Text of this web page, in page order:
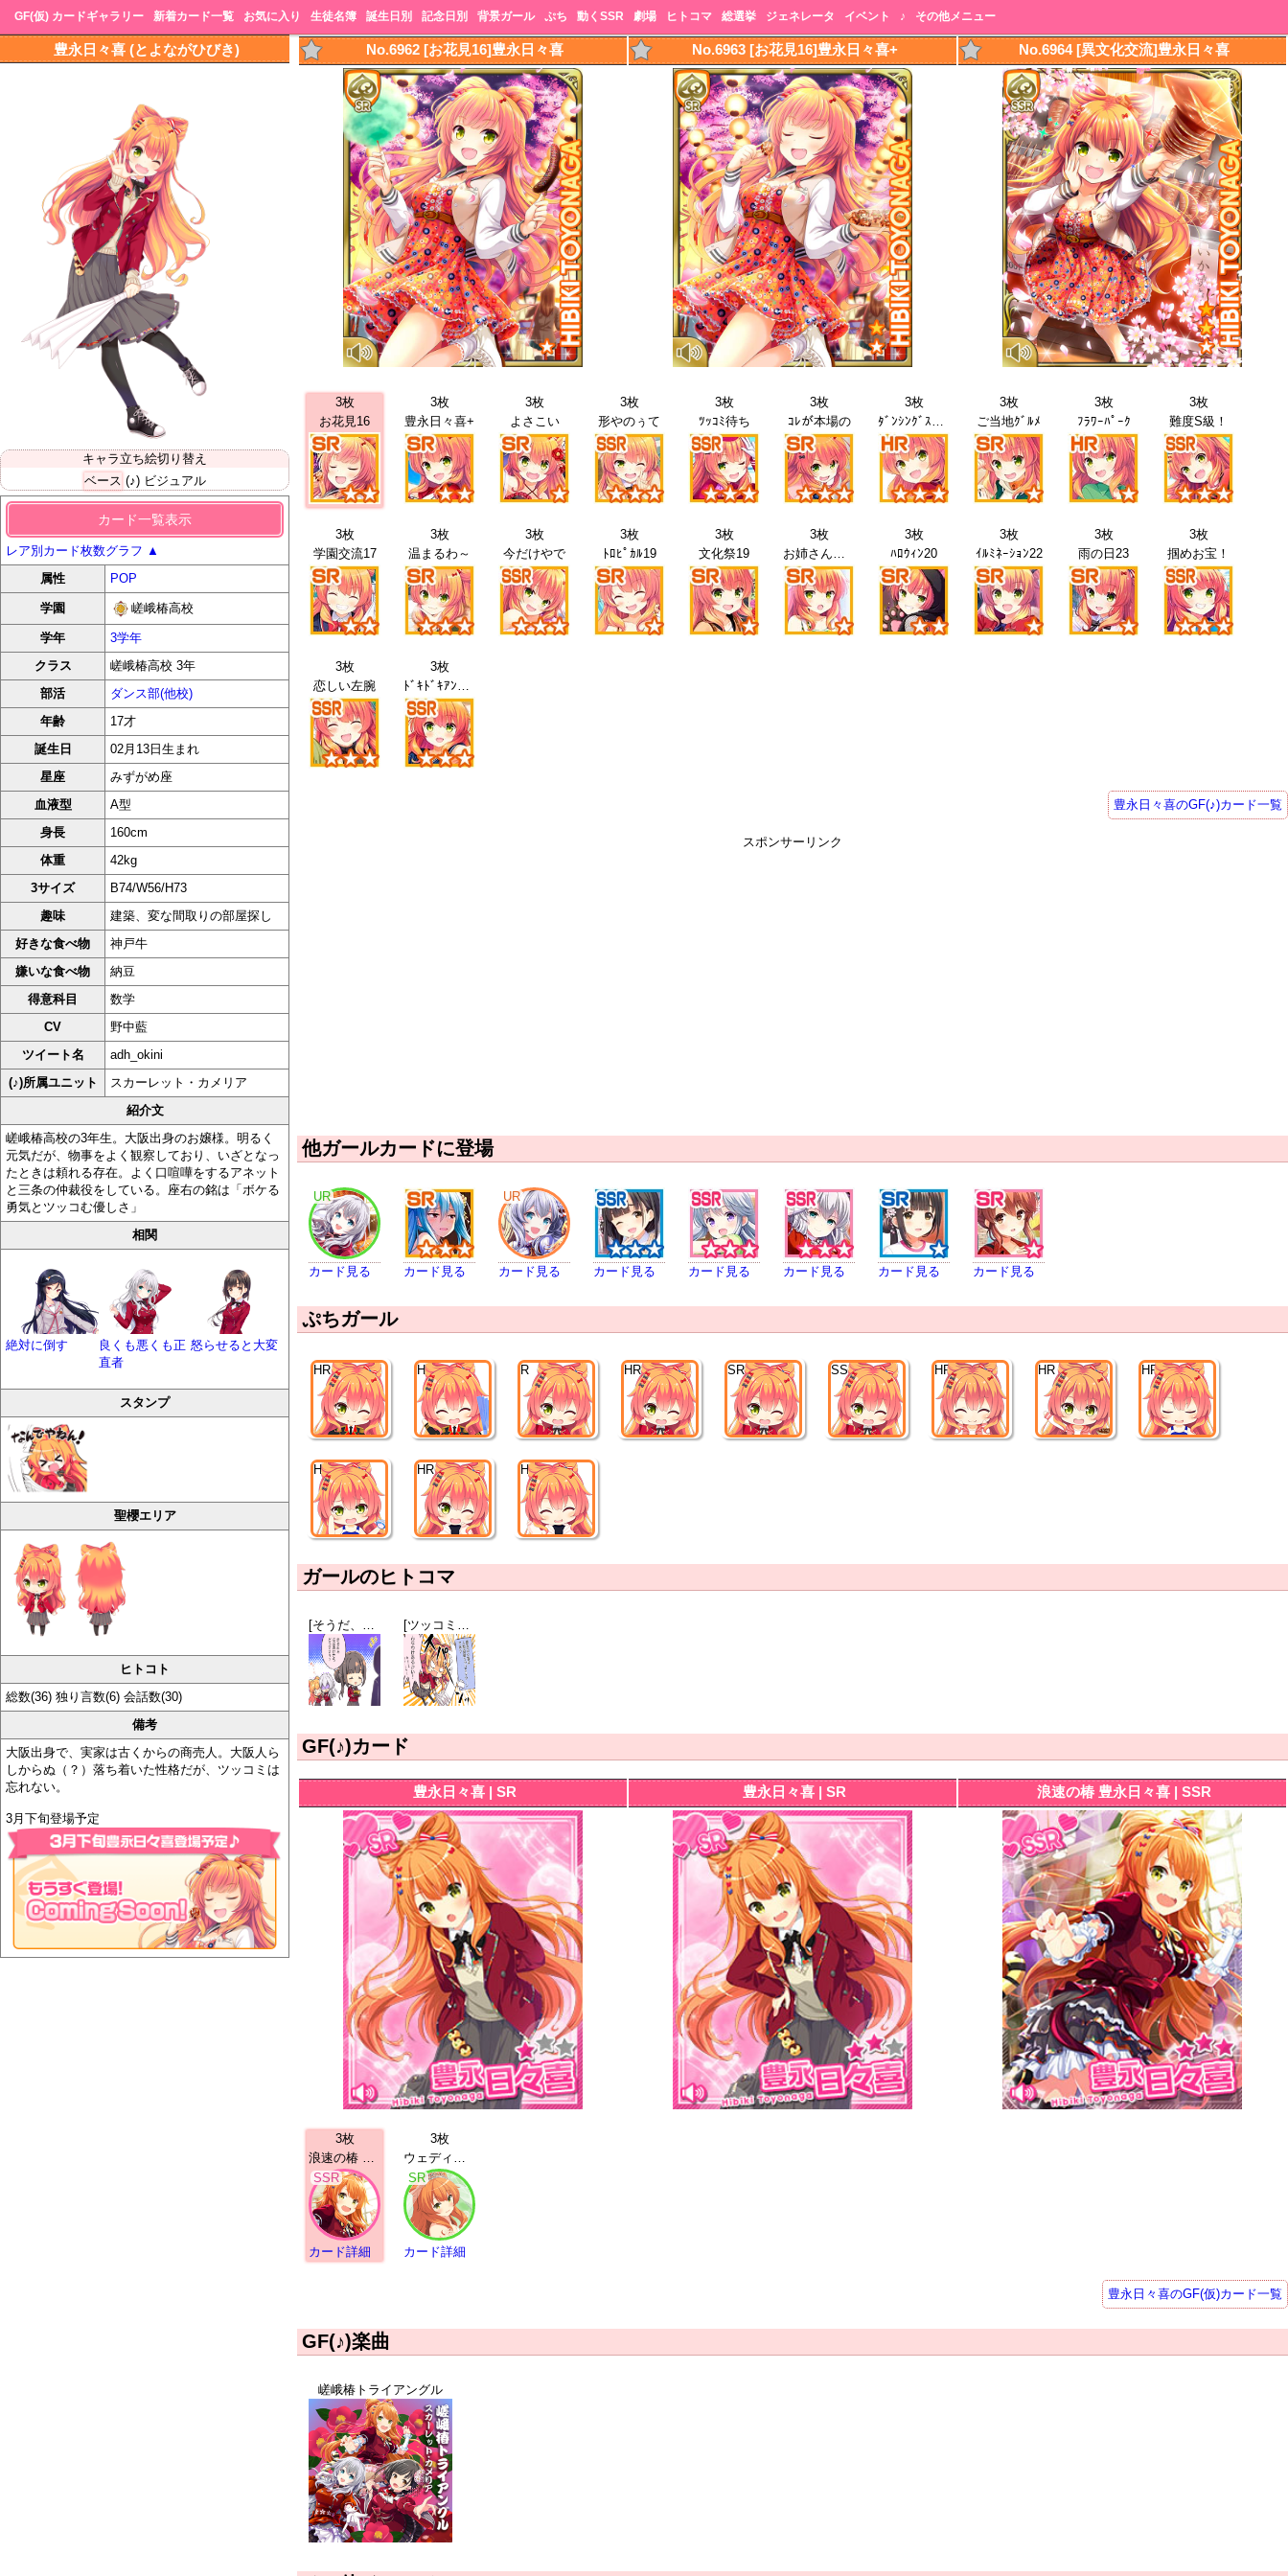
GF(仮) カードギャラリー 新着カード一覧 お気に入り 生徒名簿 誕生日別 記念日別 背景ガール ぷち 動くSSR 劇場 ヒトコマ 総選挙 ジェネレータ イベント ♪ その他メニュー
No.6962 [お花見16]豊永日々喜 No.6963 [お花見16]豊永日々喜+ No.6964 [異文化交流]豊永日々喜
3枚
お花見16
3枚
豊永日々喜+
3枚
よさこい
3枚
形やのぅて
3枚
ﾂｯｺﾐ待ち
3枚
ｺﾚが本場の
3枚
ﾀﾞﾝｼﾝｸﾞｽﾃｯﾌﾟ
3枚
ご当地ｸﾞﾙﾒ
3枚
ﾌﾗﾜｰﾊﾟｰｸ
3枚
難度S級！
3枚
学園交流17
3枚
温まるわ～
3枚
今だけやで
3枚
ﾄﾛﾋﾟｶﾙ19
3枚
文化祭19
3枚
お姉さんと20
3枚
ﾊﾛｳｨﾝ20
3枚
ｲﾙﾐﾈｰｼｮﾝ22
3枚
雨の日23
3枚
掴めお宝！
3枚
恋しい左腕
3枚
ﾄﾞｷﾄﾞｷｱﾝｸﾞﾙ
豊永日々喜のGF(♪)カード一覧
スポンサーリンク
他ガールカードに登場
UR
カード見る カード見る
UR
カード見る カード見る カード見る カード見る カード見る カード見る
ぷちガール
HR HR R HR SR SSR HR HR HR
HR HR HR
ガールのヒトコマ
GF(♪)カード
豊永日々喜 | SR 豊永日々喜 | SR 浪速の椿 豊永日々喜 | SSR
3枚
SSR
カード詳細
3枚
SR
カード詳細
豊永日々喜のGF(仮)カード一覧
GF(♪)楽曲
嵯峨椿トライアングル
豊永日々喜 (とよながひびき)
キャラ立ち絵切り替え
ベース (♪) ビジュアル
カード一覧表示
レア別カード枚数グラフ ▲
属性
POP
学園 嵯峨椿高校
学年
3学年
クラス
嵯峨椿高校 3年
部活
ダンス部(他校)
年齢
17才
誕生日
02月13日生まれ
星座
みずがめ座
血液型
A型
身長
160cm
体重
42kg
3サイズ
B74/W56/H73
趣味
建築、変な間取りの部屋探し
好きな食べ物
神戸牛
嫌いな食べ物
納豆
得意科目
数学
CV
野中藍
ツイート名
adh_okini
(♪)所属ユニット
スカーレット・カメリア
紹介文
嵯峨椿高校の3年生。大阪出身のお嬢様。明るく
元気だが、物事をよく観察しており、いざとなっ
たときは頼れる存在。よく口喧嘩をするアネット
と三条の仲裁役をしている。座右の銘は「ボケる
勇気とツッコむ優しさ」
相関
絶対に倒す
良くも悪くも正
直者
怒らせると大変
スタンプ
聖櫻エリア
ヒトコト
総数(36) 独り言数(6) 会話数(30)
備考
大阪出身で、実家は古くからの商売人。大阪人ら
しからぬ（？）落ち着いた性格だが、ツッコミは
忘れない。
3月下旬登場予定